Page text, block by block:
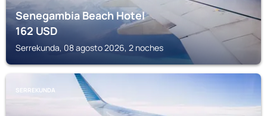
Senegambia Beach Hotel
162USD
Serrekunda, 08 agosto 2026, 2 noches
SERREKUNDA